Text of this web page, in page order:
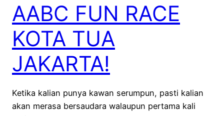
AABC FUN RACE
KOTA TUA
JAKARTA!
Ketika kalian punya kawan serumpun, pasti kalian
akan merasa bersaudara walaupun pertama kali